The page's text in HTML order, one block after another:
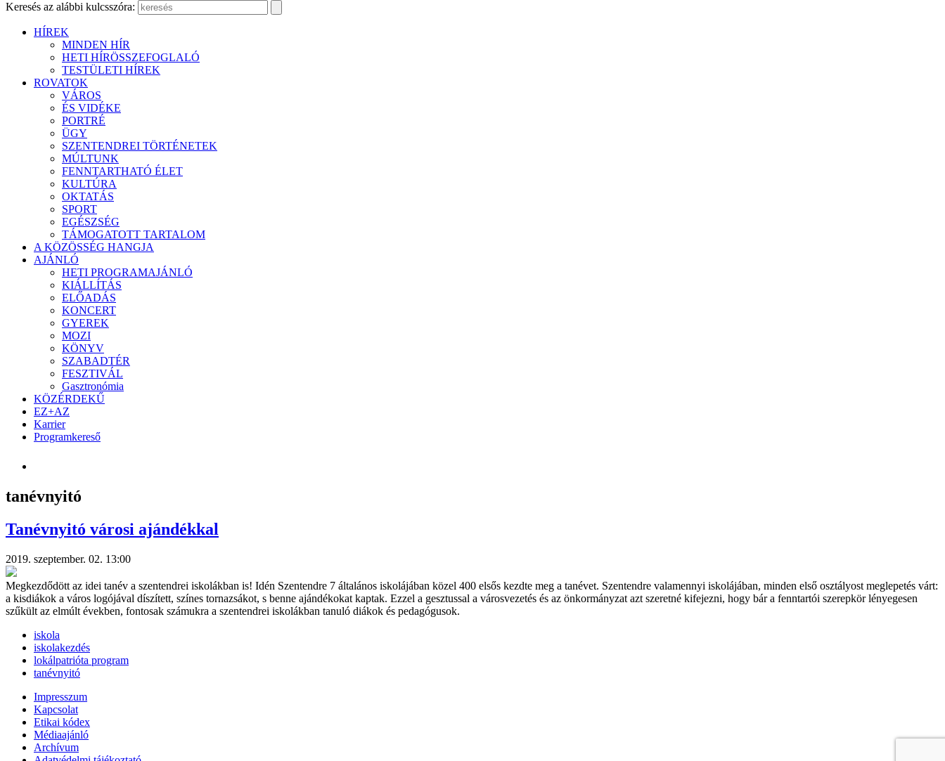
Keresés az alábbi kulcsszóra:
HÍREK
MINDEN HÍR
HETI HÍRÖSSZEFOGLALÓ
TESTÜLETI HÍREK
ROVATOK
VÁROS
ÉS VIDÉKE
PORTRÉ
ÜGY
SZENTENDREI TÖRTÉNETEK
MÚLTUNK
FENNTARTHATÓ ÉLET
KULTÚRA
OKTATÁS
SPORT
EGÉSZSÉG
TÁMOGATOTT TARTALOM
A KÖZÖSSÉG HANGJA
AJÁNLÓ
HETI PROGRAMAJÁNLÓ
KIÁLLÍTÁS
ELŐADÁS
KONCERT
GYEREK
MOZI
KÖNYV
SZABADTÉR
FESZTIVÁL
Gasztronómia
KÖZÉRDEKŰ
EZ+AZ
Karrier
Programkereső
tanévnyitó
Tanévnyitó városi ajándékkal
2019. szeptember. 02. 13:00
Megkezdődött az idei tanév a szentendrei iskolákban is! Idén Szentendre 7 általános iskolájában közel 400 elsős kezdte meg a tanévet. Szentendre valamennyi iskolájában, minden első osztályost meglepetés várt:
a kisdiákok a város logójával díszített, színes tornazsákot, s benne ajándékokat kaptak. Ezzel a gesztussal a városvezetés és az önkormányzat azt szeretné kifejezni, hogy bár a fenntartói szerepkör lényegesen
szűkült az elmúlt években, fontosak számukra a szentendrei iskolákban tanuló diákok és pedagógusok.
iskola
iskolakezdés
lokálpatrióta program
tanévnyitó
Impresszum
Kapcsolat
Etikai kódex
Médiaajánló
Archívum